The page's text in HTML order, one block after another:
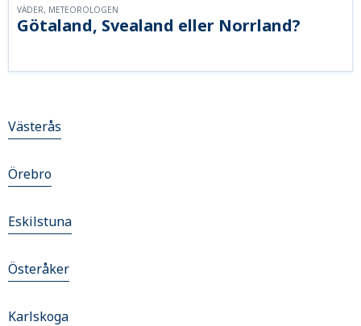
Götaland, Svealand eller Norrland?
VÄDER, METEOROLOGEN
Västerås
Örebro
Eskilstuna
Österåker
Karlskoga